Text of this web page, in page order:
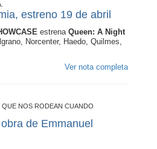
estreno 19 de abril
estrena Queen: A Night
Norcenter, Haedo, Quilmes,
Ver nota completa
NOS RODEAN CUANDO
de Emmanuel